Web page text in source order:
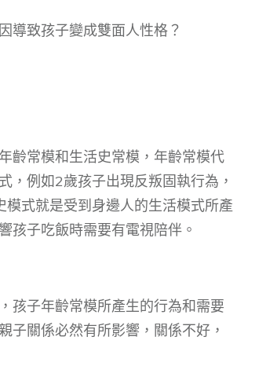
導致孩子變成雙面人性格？
齡常模和生活史常模，年齡常模代
，例如2歲孩子出現反叛固執行為，
式就是受到身邊人的生活模式所產
孩子吃飯時需要有電視陪伴。
孩子年齡常模所產生的行為和需要
子關係必然有所影響，關係不好，